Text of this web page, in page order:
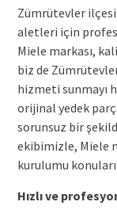
Zümrütevler
aletleri için
Miele markası,
biz de
hizmeti sunmayı
orijinal yedek
sorunsuz bir
ekibimizle, Miele
kurulumu
Hızlı ve